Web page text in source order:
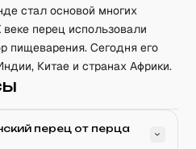
стал основой многих
перец использовали
пищеварения. Сегодня его
Китае и странах Африки.
перец от перца